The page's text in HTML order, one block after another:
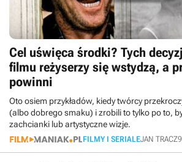
Cel uświęca środki? Tych
filmu reżyserzy się wstydzą, a
powinni
Oto osiem przykładów, kiedy twórcy
(albo dobrego smaku) i zrobili to tylko po to, by
zachcianki lub artystyczne wizje.
FILMY I SERIALEJAN TRACZ